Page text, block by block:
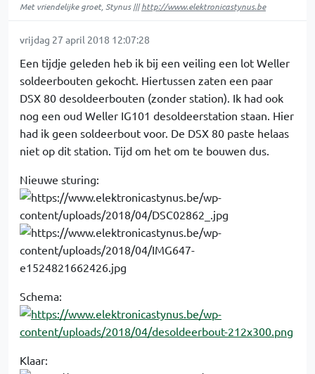
Met vriendelijke groet, Stynus |||http://www.elektronicastynus.be
vrijdag 27 april 2018 12:07:28
Een tijdje geleden heb ik bij een veiling een lot Weller
soldeerbouten gekocht. Hiertussen zaten een paar
DSX 80 desoldeerbouten (zonder station). Ik had ook
nog een oud Weller IG101 desoldeerstation staan. Hier
had ik geen soldeerbout voor. De DSX 80 paste helaas
niet op dit station. Tijd om het om te bouwen dus.
Nieuwe sturing:
Schema:
Klaar: